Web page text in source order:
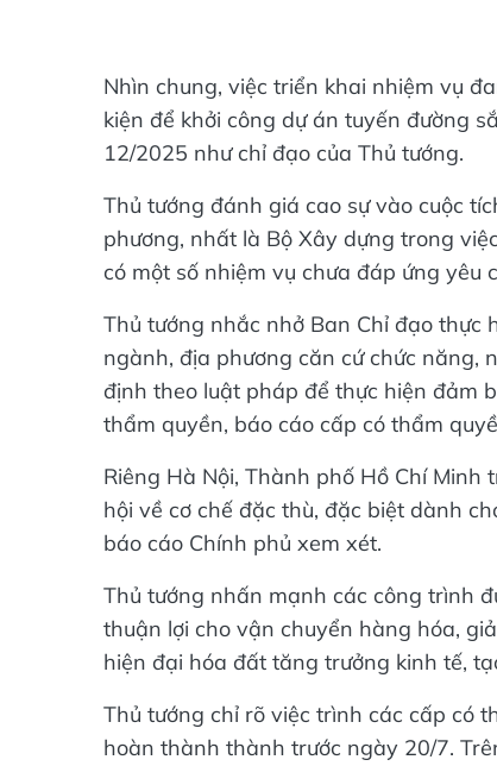
Nhìn chung, việc triển khai nhiệm vụ
kiện để khởi công dự án tuyến đường
12/2025 như chỉ đạo của Thủ tướng.
Thủ tướng đánh giá cao sự vào cuộc
phương, nhất là Bộ Xây dựng trong
có một số nhiệm vụ chưa đáp ứng yêu
Thủ tướng nhắc nhở Ban Chỉ đạo thực
ngành, địa phương căn cứ chức năng,
định theo luật pháp để thực hiện đảm
thẩm quyền, báo cáo cấp có thẩm
Riêng Hà Nội, Thành phố Hồ Chí
hội về cơ chế đặc thù, đặc biệt dành
báo cáo Chính phủ xem xét.
Thủ tướng nhấn mạnh các công trình
thuận lợi cho vận chuyển hàng hóa,
hiện đại hóa đất tăng trưởng kinh tế,
Thủ tướng chỉ rõ việc trình các cấp có
hoàn thành thành trước ngày 20/7.